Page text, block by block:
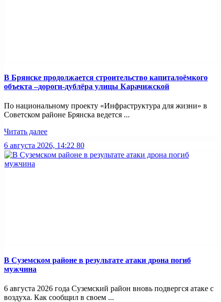
В Брянске продолжается строительство капиталоёмкого
объекта –дороги-дублёра улицы Карачижской
По национальному проекту «Инфраструктура для жизни» в
Советском районе Брянска ведется ...
Читать далее
6 августа 2026, 14:22 80
В Суземском районе в результате атаки дрона погиб
мужчина
6 августа 2026 года Суземский район вновь подвергся атаке с
воздуха. Как сообщил в своем ...